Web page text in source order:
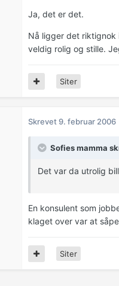
Ja, det er det.
Nå ligger det riktignok
veldig rolig og stille.
Siter
Skrevet9. februar 2006
Sofies mamma
Det var da utrolig
En konsulent som
klaget over var at
Siter